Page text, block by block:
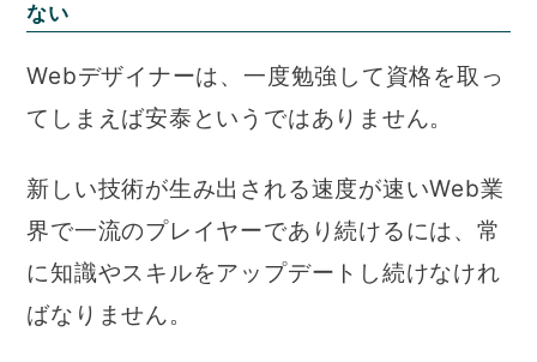
ない
Webデザイナーは、一度勉強して資格を取っ
てしまえば安泰というではありません。
新しい技術が生み出される速度が速いWeb業
界で一流のプレイヤーであり続けるには、常
に知識やスキルをアップデートし続けなけれ
ばなりません。